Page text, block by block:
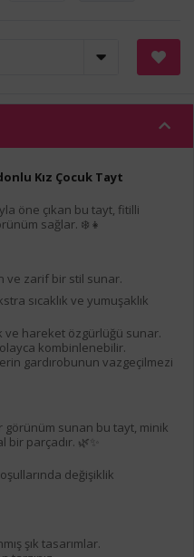
Kız Çocuk Tayt
öne çıkan bu tayt, fitilli
sağlar. ❄️👧
ve zarif bir stil sunar.
sıcaklık ve yumuşaklık
ve hareket özgürlüğü sunar.
kombinlenebilir.
gardırobunun vazgeçilmezi
görünüm sunan bu tayt, minik
parçadır. 🌿✨
değişiklik
şık tasarımlar.